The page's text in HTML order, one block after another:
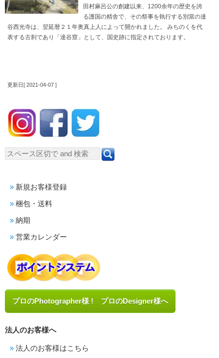
田村麻呂公の創建以来、1200余年の歴史を誇
る護国の精舎で、その祭事を執行する別當の達
谷西光寺は、翌延暦２１年奥真上人によって開かれました。 みちのくを代
表する古刹であり「達谷窟」として、国史跡に指定されております。
更新日[ 2021-04-07 ]
新規お客様登録
梱包・送料
納期
営業カレンダー
プロのPhotographer様 ! プロのDesigner様へ
法人のお客様へ
法人のお客様はこちら